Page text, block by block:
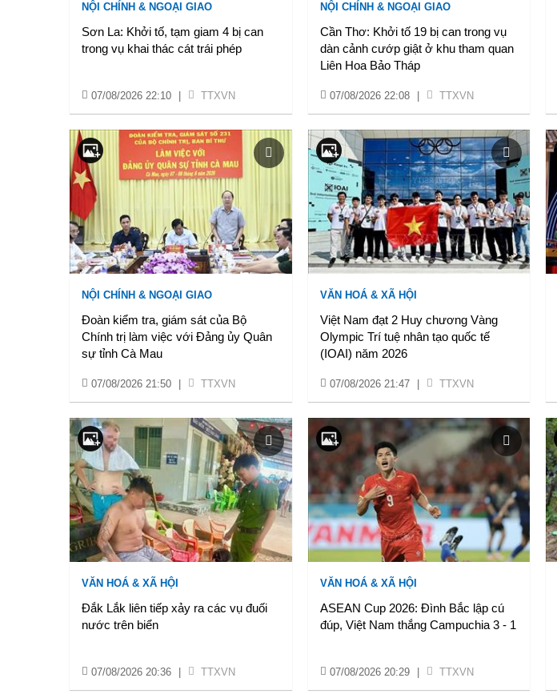
NỘI CHÍNH & NGOẠI GIAO
Sơn La: Khởi tố, tạm giam 4 bị can
trong vụ khai thác cát trái phép
07/08/2026 22:10 TTXVN
NỘI CHÍNH & NGOẠI GIAO
Cần Thơ: Khởi tố 19 bị can trong vụ
dàn cảnh cướp giật ở khu tham quan
Liên Hoa Bảo Tháp
07/08/2026 22:08 TTXVN
NỘI CHÍNH & NGOẠI GIAO
Đoàn kiểm tra, giám sát của Bộ
Chính trị làm việc với Đảng ủy Quân
sự tỉnh Cà Mau
07/08/2026 21:50 TTXVN
VĂN HOÁ & XÃ HỘI
Việt Nam đạt 2 Huy chương Vàng
Olympic Trí tuệ nhân tạo quốc tế
(IOAI) năm 2026
07/08/2026 21:47 TTXVN
VĂN HOÁ & XÃ HỘI
Đắk Lắk liên tiếp xảy ra các vụ đuối
nước trên biển
07/08/2026 20:36 TTXVN
VĂN HOÁ & XÃ HỘI
ASEAN Cup 2026: Đình Bắc lập cú
đúp, Việt Nam thắng Campuchia 3 - 1
07/08/2026 20:29 TTXVN